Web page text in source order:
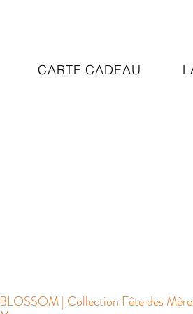
CARTE CADEAU
BLOSSOM | Collection Fête des